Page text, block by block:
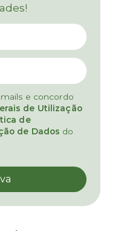
e concordo
de Utilização
de
de Dados do